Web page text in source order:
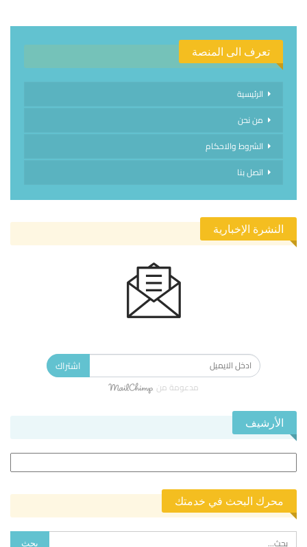
تعرف الى المنصة
الرئيسية
من نحن
الشروط والاحكام
اتصل بنا
النشرة الإخبارية
اشتراك
مدعومة من
الأرشيف
محرك البحث في خدمتك